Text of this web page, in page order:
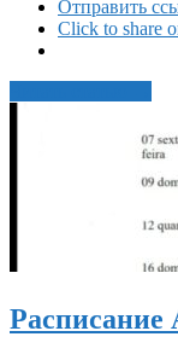
Отправить
Click to share
Расписание